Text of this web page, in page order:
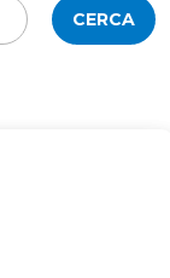
CERCA